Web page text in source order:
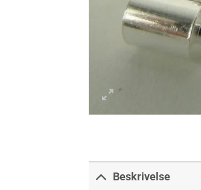
Beskrivelse